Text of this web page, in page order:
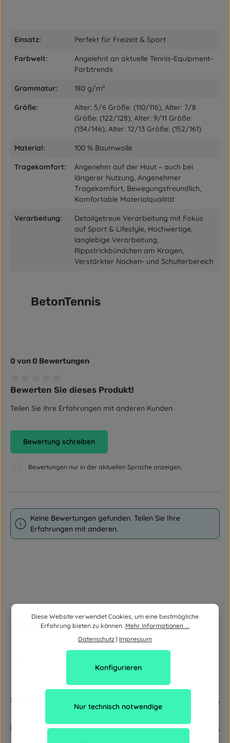
Einsatz: Perfekt für Freizeit & Sport
Farbwelt:
Angelehnt an aktuelle Tennis-Equipment-
Farbtrends
Grammatur: 180 g/m²
Größe:
Alter: 5/6 Größe: (110/116), Alter: 7/8
Größe: (122/128), Alter: 9/11 Größe:
(134/146), Alter: 12/13 Größe: (152/161)
Material: 100 % Baumwolle
Tragekomfort:
Angenehm auf der Haut – auch bei
längerer Nutzung, Angenehmer
Tragekomfort, Bewegungsfreundlich,
Komfortable Materialqualität
Verarbeitung:
Detailgetreue Verarbeitung mit Fokus
auf Sport & Lifestyle, Hochwertige,
langlebige Verarbeitung,
Rippstrickbündchen am Kragen,
Verstärkter Nacken- und Schulterbereich
BetonTennis
0 von 0 Bewertungen
Durchschnittliche Bewertung von 0 von 5 Sternen
Bewerten Sie dieses Produkt!
Teilen Sie Ihre Erfahrungen mit anderen Kunden.
Bewertung schreiben
Bewertungen nur in der aktuellen Sprache anzeigen.
Keine Bewertungen gefunden. Teilen Sie Ihre
Erfahrungen mit anderen.
Service
Newsletter
Diese Website verwendet Cookies, um eine bestmögliche
Erfahrung bieten zu können. Mehr Informationen ...
Datenschutz | Impressum
Nur technisch notwendige
Konfigurieren